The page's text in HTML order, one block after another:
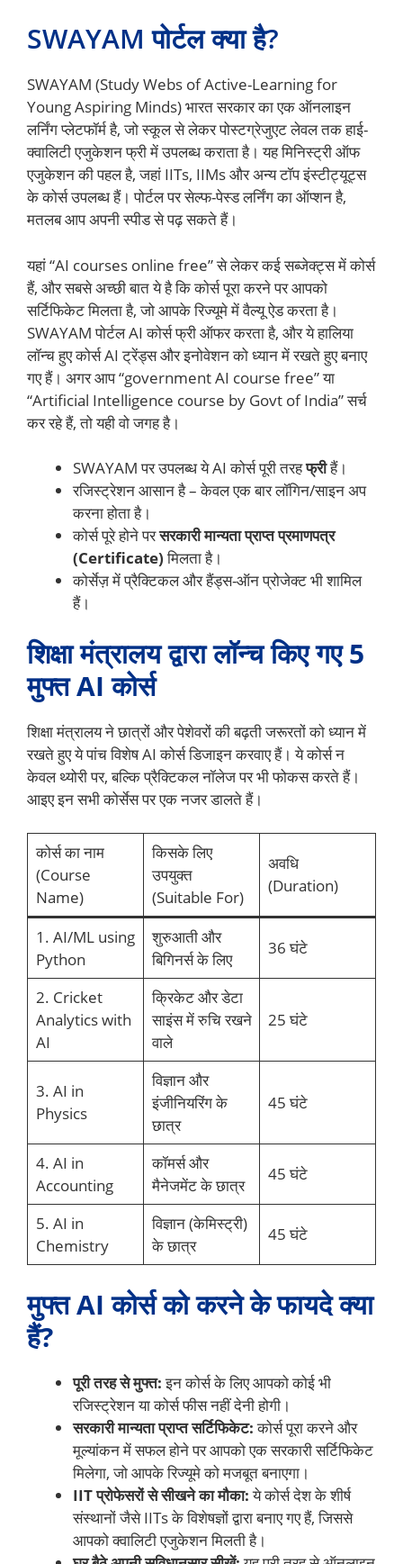
SWAYAM पोर्टल क्या है?
SWAYAM (Study Webs of Active-Learning for
Young Aspiring Minds) भारत सरकार का एक ऑनलाइन
लर्निंग प्लेटफॉर्म है, जो स्कूल से लेकर पोस्टग्रेजुएट लेवल तक हाई-
क्वालिटी एजुकेशन फ्री में उपलब्ध कराता है। यह मिनिस्ट्री ऑफ
एजुकेशन की पहल है, जहां IITs, IIMs और अन्य टॉप इंस्टीट्यूट्स
के कोर्स उपलब्ध हैं। पोर्टल पर सेल्फ-पेस्ड लर्निंग का ऑप्शन है,
मतलब आप अपनी स्पीड से पढ़ सकते हैं।
यहां “AI courses online free” से लेकर कई सब्जेक्ट्स में कोर्स
हैं, और सबसे अच्छी बात ये है कि कोर्स पूरा करने पर आपको
सर्टिफिकेट मिलता है, जो आपके रिज्यूमे में वैल्यू ऐड करता है।
SWAYAM पोर्टल AI कोर्स फ्री ऑफर करता है, और ये हालिया
लॉन्च हुए कोर्स AI ट्रेंड्स और इनोवेशन को ध्यान में रखते हुए बनाए
गए हैं। अगर आप “government AI course free” या
“Artificial Intelligence course by Govt of India” सर्च
कर रहे हैं, तो यही वो जगह है।
SWAYAM पर उपलब्ध ये AI कोर्स पूरी तरहफ्रीहैं।
रजिस्ट्रेशन आसान है – केवल एक बार लॉगिन/साइन अप
करना होता है।
कोर्स पूरे होने परसरकारी मान्यता प्राप्त प्रमाणपत्र
(Certificate)मिलता है।
कोर्सेज़ में प्रैक्टिकल और हैंड्स-ऑन प्रोजेक्ट भी शामिल
हैं।
शिक्षा मंत्रालय द्वारा लॉन्च किए गए 5
मुफ्त AI कोर्स
शिक्षा मंत्रालय ने छात्रों और पेशेवरों की बढ़ती जरूरतों को ध्यान में
रखते हुए ये पांच विशेष AI कोर्स डिजाइन करवाए हैं। ये कोर्स न
केवल थ्योरी पर, बल्कि प्रैक्टिकल नॉलेज पर भी फोकस करते हैं।
आइए इन सभी कोर्सेस पर एक नजर डालते हैं।
कोर्स का नाम
(Course
Name)
किसके लिए
उपयुक्त
(Suitable For)
अवधि
(Duration)
1. AI/ML using
Python
शुरुआती और
बिगिनर्स के लिए
36 घंटे
2. Cricket
Analytics with
AI
क्रिकेट और डेटा
साइंस में रुचि रखने
वाले
25 घंटे
3. AI in
Physics
विज्ञान और
इंजीनियरिंग के
छात्र
45 घंटे
4. AI in
Accounting
कॉमर्स और
मैनेजमेंट के छात्र
45 घंटे
5. AI in
Chemistry
विज्ञान (केमिस्ट्री)
के छात्र
45 घंटे
मुफ्त AI कोर्स को करने के फायदे क्या
हैं?
पूरी तरह से मुफ्त:इन कोर्स के लिए आपको कोई भी
रजिस्ट्रेशन या कोर्स फीस नहीं देनी होगी।
सरकारी मान्यता प्राप्त सर्टिफिकेट:कोर्स पूरा करने और
मूल्यांकन में सफल होने पर आपको एक सरकारी सर्टिफिकेट
मिलेगा, जो आपके रिज्यूमे को मजबूत बनाएगा।
IIT प्रोफेसरों से सीखने का मौका:ये कोर्स देश के शीर्ष
संस्थानों जैसे IITs के विशेषज्ञों द्वारा बनाए गए हैं, जिससे
आपको क्वालिटी एजुकेशन मिलती है।